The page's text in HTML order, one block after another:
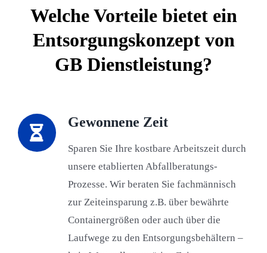
Welche Vorteile bietet ein
Entsorgungskonzept von
GB Dienstleistung?
Gewonnene Zeit
Sparen Sie Ihre kostbare Arbeitszeit durch
unsere etablierten Abfallberatungs-
Prozesse. Wir beraten Sie fachmännisch
zur Zeiteinsparung z.B. über bewährte
Containergrößen oder auch über die
Laufwege zu den Entsorgungsbehältern –